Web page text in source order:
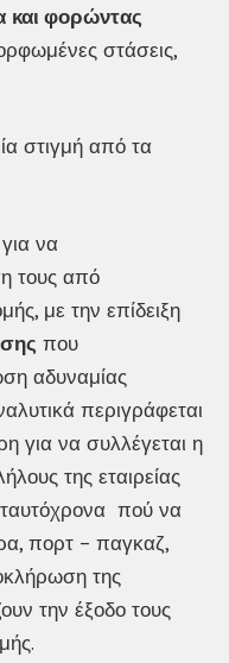
και φορώντας
στάσεις,
στιγμή από τα
να
τους από
με την επίδειξη
που
αδυναμίας
περιγράφεται
για να συλλέγεται η
της εταιρείας
ταυτόχρονα πού να
πορτ – παγκαζ,
της
την έξοδο τους